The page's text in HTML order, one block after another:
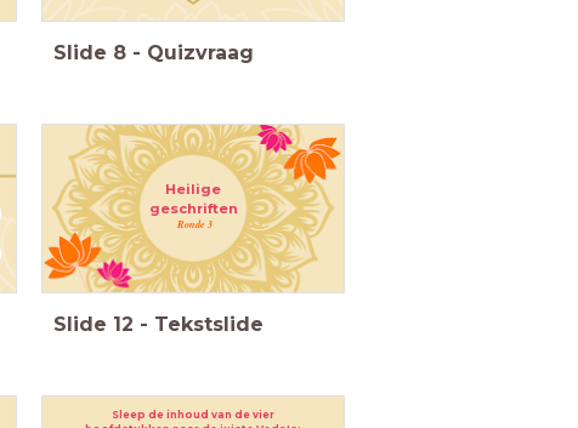
Slide 8 - Quizvraag
Heilige
geschriften
Ronde 3
Slide 12 - Tekstslide
Sleep de inhoud van de vier